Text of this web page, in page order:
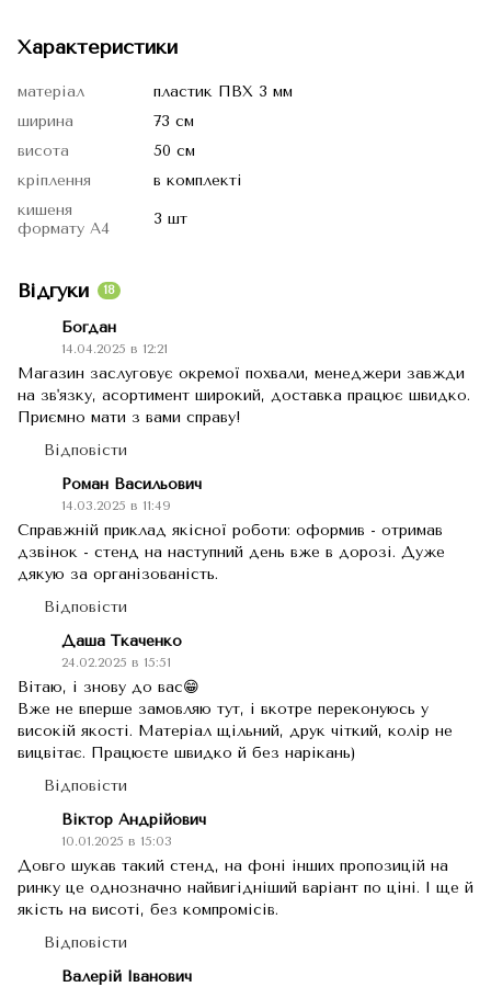
Характеристики
матеріал
пластик ПВХ 3 мм
ширина
73 см
висота
50 см
кріплення
в комплекті
кишеня
формату А4
3 шт
Відгуки 18
Богдан
14.04.2025 в 12:21
Магазин заслуговує окремої похвали, менеджери завжди
на зв'язку, асортимент широкий, доставка працює швидко.
Приємно мати з вами справу!
Відповісти
Роман Васильович
14.03.2025 в 11:49
Справжній приклад якісної роботи: оформив - отримав
дзвінок - стенд на наступний день вже в дорозі. Дуже
дякую за організованість.
Відповісти
Даша Ткаченко
24.02.2025 в 15:51
Вітаю, і знову до вас😁
Вже не вперше замовляю тут, і вкотре переконуюсь у
високій якості. Матеріал щільний, друк чіткий, колір не
вицвітає. Працюєте швидко й без нарікань)
Відповісти
Віктор Андрійович
10.01.2025 в 15:03
Довго шукав такий стенд, на фоні інших пропозицій на
ринку це однозначно найвигідніший варіант по ціні. І ще й
якість на висоті, без компромісів.
Відповісти
Валерій Іванович